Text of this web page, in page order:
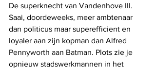
De superknecht van Vandenhove III.
Saai, doordeweeks, meer ambtenaar
dan politicus maar superefficient en
loyaler aan zijn kopman dan Alfred
Pennyworth aan Batman. Plots zie je
opnieuw stadswerkmannen in het